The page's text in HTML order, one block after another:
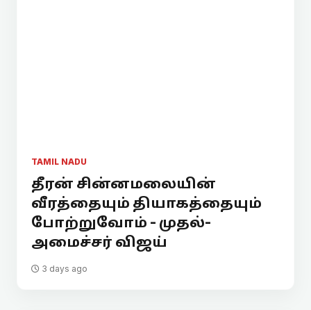
TAMIL NADU
தீரன் சின்னமலையின்
வீரத்தையும் தியாகத்தையும்
போற்றுவோம் - முதல்-
அமைச்சர் விஜய்
3 days ago